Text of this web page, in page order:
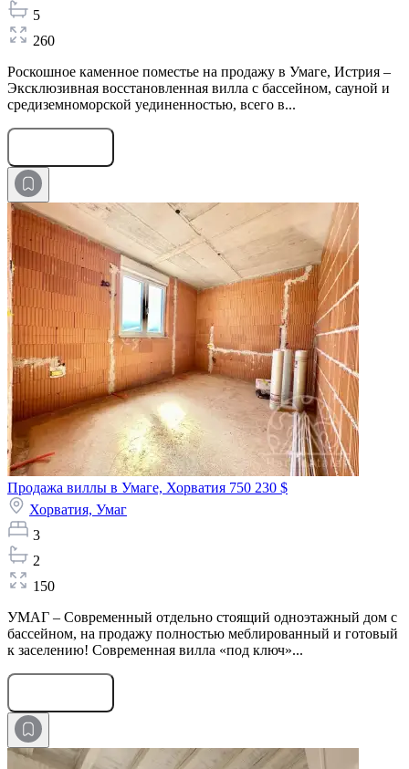
5
260
Роскошное каменное поместье на продажу в Умаге, Истрия –
Эксклюзивная восстановленная вилла с бассейном, сауной и
средиземноморской уединенностью, всего в...
Продажа виллы в Умаге, Хорватия 750 230 $
Хорватия, Умаг
3
2
150
УМАГ – Современный отдельно стоящий одноэтажный дом с
бассейном, на продажу полностью меблированный и готовый
к заселению! Современная вилла «под ключ»...